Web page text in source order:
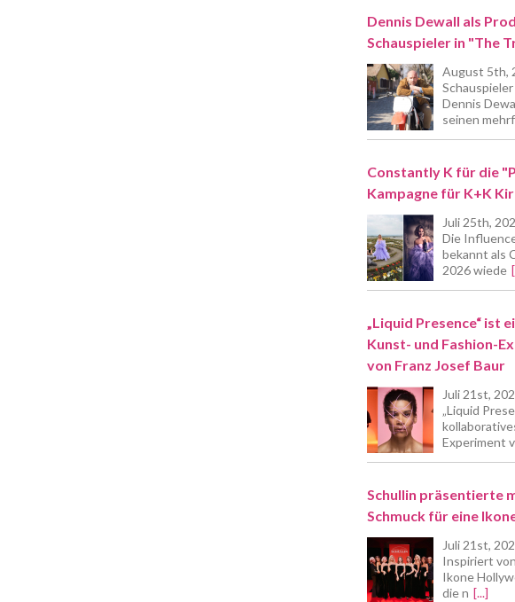
Dennis Dewall als
Schauspieler in "The
August 5th,
Dennis
seinen
Constantly K für die
Kampagne für K+K
Juli 25th,
Die
bekannt als
2026 wiede
„Liquid Presence“ ist
Kunst- und Fashion-
von Franz Josef Baur
Juli 21st,
„Liquid
Experiment
Schullin präsentierte
Schmuck für eine
Juli 21st,
Inspiriert
Ikone
die n [...]